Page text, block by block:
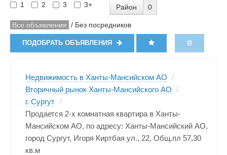
1
2 3 3+ Район 0
Все объявления / Без посредников
ПОДОБРАТЬ ОБЪЯВЛЕНИЯ
Недвижимость в Ханты-Мансийском АО /
Вторичный рынок Ханты-Мансийского АО /
г. Сургут /
Продается 2-х комнатная квартира в Ханты-
Мансийском АО, по адресу: Ханты-Мансийский АО,
город Сургут, Игоря Киртбая ул., 22, Общ.пл 57,30
кв.м